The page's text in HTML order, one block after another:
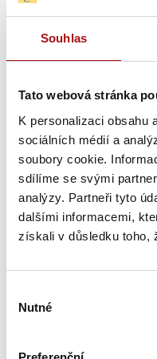
Souhlas
Tato webová stránka
K personalizaci obsahu
sociálních médií a
soubory cookie.
sdílíme se svými
analýzy. Partneři tyto
dalšími informacemi,
získali v důsledku toho,
souhlasu
Nutné
Novinky e-
Nepromeškejte naše
E-mail
Novinky